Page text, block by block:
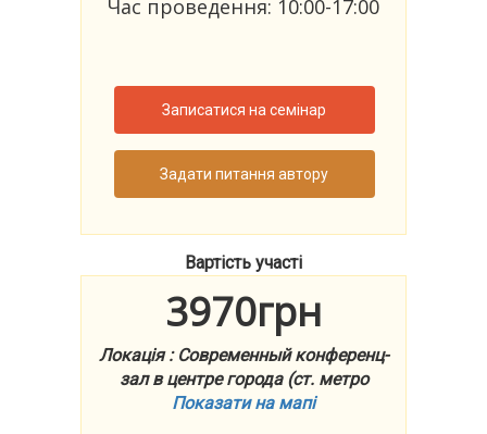
Час проведення: 10:00-17:00
Записатися на семінар
Задати питання автору
Вартість участі
3970грн
Локація : Современный конференц-
зал в центре города (ст. метро
Показати на мапі